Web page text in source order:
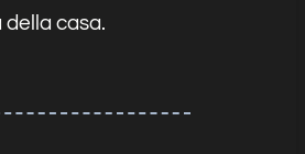
della casa.